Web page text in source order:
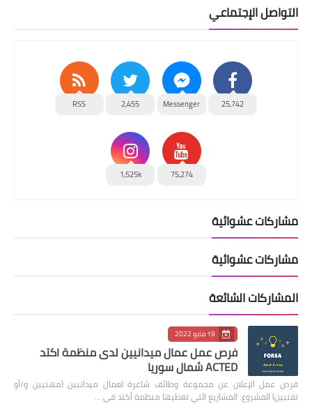
التواصل الإجتماعي
25,742
Messenger
2,455
RSS
75,274
1,525k
مشاركات عشوائية
مشاركات عشوائية
المشاركات الشائعة
19 مايو 2022
فرص عمل عمال ميدانيين لدى منظمة اكتد
ACTED شمال سوريا
فرص عمل الإعلان عن مجموعة وظائف شاغرة لعمال ميدانيين (مهنيين و/أو
تقنيين) المشروع: المشاريع التي تغطيها منظمة أكتد في …